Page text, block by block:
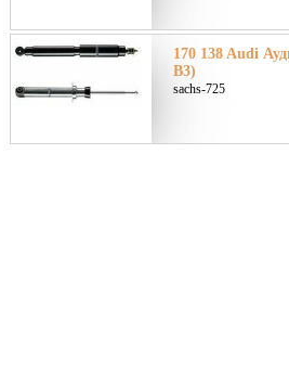
170 138 Audi
B3)
sachs-725